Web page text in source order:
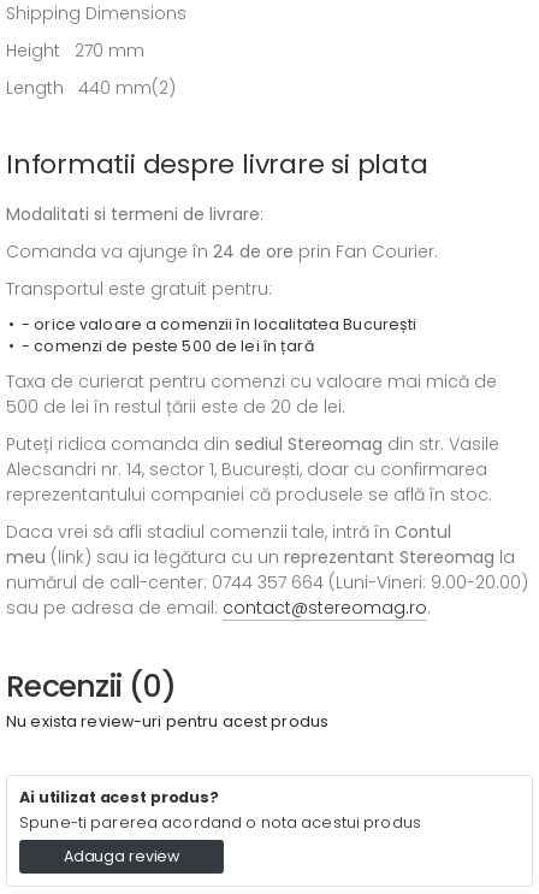
Shipping Dimensions
Height 270 mm
Length 440 mm(2)
Informatii despre livrare si plata
Modalitati si termeni de livrare:
Comanda va ajunge în 24 de ore prin Fan Courier.
Transportul este gratuit pentru:
- orice valoare a comenzii în localitatea București
- comenzi de peste 500 de lei în țară
Taxa de curierat pentru comenzi cu valoare mai mică de
500 de lei în restul țării este de 20 de lei.
Puteți ridica comanda din sediul Stereomag din str. Vasile
Alecsandri nr. 14, sector 1, București, doar cu confirmarea
reprezentantului companiei că produsele se află în stoc.
Daca vrei să afli stadiul comenzii tale, intră în Contul
meu (link) sau ia legătura cu un reprezentant Stereomag la
numărul de call-center: 0744 357 664 (Luni-Vineri: 9.00-20.00)
sau pe adresa de email: contact@stereomag.ro.
Recenzii (0)
Nu exista review-uri pentru acest produs
Ai utilizat acest produs?
Spune-ti parerea acordand o nota acestui produs
Adauga review